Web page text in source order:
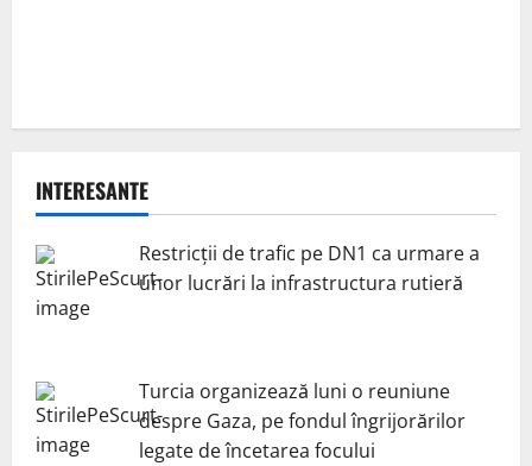
INTERESANTE
Restricții de trafic pe DN1 ca urmare a
unor lucrări la infrastructura rutieră
Turcia organizează luni o reuniune
despre Gaza, pe fondul îngrijorărilor
legate de încetarea focului